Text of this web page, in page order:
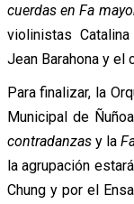
cuerdas en Fa
violinistas
Jean Barahona y el
Para finalizar, la
Municipal de
contradanzasy la
la agrupación
Chung y por el